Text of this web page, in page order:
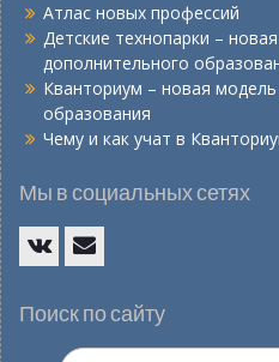
Атлас новых профессий
Детские технопарки –
дополнительного
Кванториум – новая
образования
Чему и как учат в
Мы в социальных сетях
mail
Поиск по сайту